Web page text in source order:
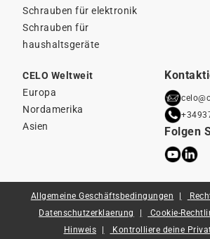
Schrauben für elektronik
Schrauben für
haushaltsgeräte
CELO Weltweit
Europa
Nordamerika
Asien
Folgen
Allgemeine Geschäftsbedingungen
Datenschutzerklaerung
Cookie-
Hinweis
Kontrolliere deine